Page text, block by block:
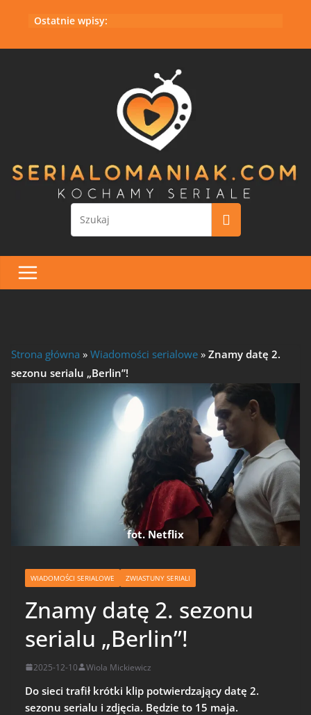
Ostatnie wpisy:
Strona główna » Wiadomości serialowe » Znamy datę 2.
sezonu serialu „Berlin”!
fot. Netflix
WIADOMOŚCI SERIALOWE ZWIASTUNY SERIALI
Znamy datę 2. sezonu
serialu „Berlin”!
2025-12-10 Wiola Mickiewicz
Do sieci trafił krótki klip potwierdzający datę 2.
sezonu serialu i zdjęcia. Będzie to 15 maja.